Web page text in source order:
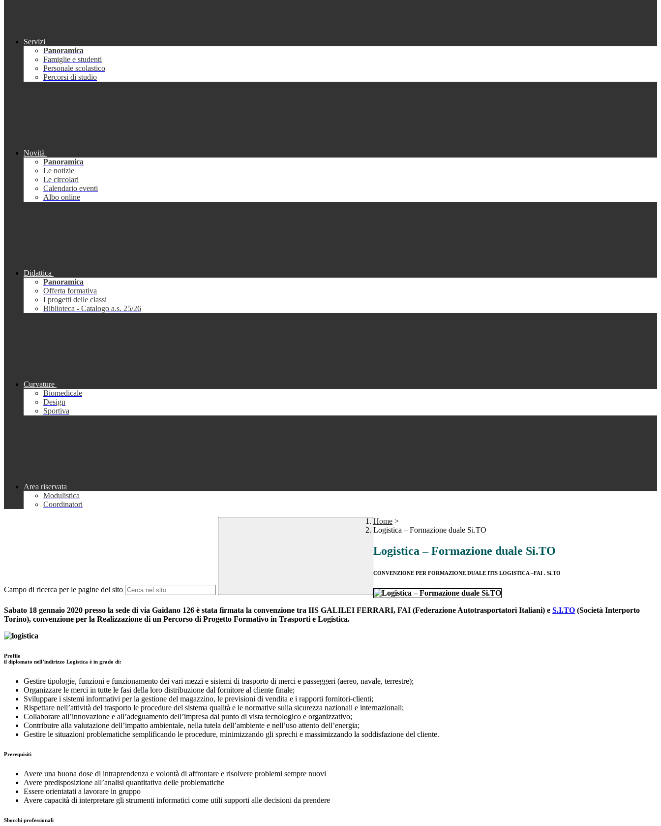
Servizi
Panoramica
Famiglie e studenti
Personale scolastico
Percorsi di studio
Novità
Panoramica
Le notizie
Le circolari
Calendario eventi
Albo online
Didattica
Panoramica
Offerta formativa
I progetti delle classi
Biblioteca - Catalogo a.s. 25/26
Curvature
Biomedicale
Design
Sportiva
Area riservata
Modulistica
Coordinatori
Campo di ricerca per le pagine del sito
Home >
Logistica – Formazione duale Si.TO
Logistica – Formazione duale Si.TO
CONVENZIONE PER FORMAZIONE DUALE ITIS LOGISTICA –FAI . Si.TO
Sabato 18 gennaio 2020 presso la sede di via Gaidano 126 è stata firmata la convenzione tra IIS GALILEI FERRARI, FAI (Federazione Autotrasportatori Italiani) e S.I.TO (Società Interporto
Torino), convenzione per la Realizzazione di un Percorso di Progetto Formativo in Trasporti e Logistica.
Profilo
il diplomato nell’indirizzo Logistica è in grado di:
Gestire tipologie, funzioni e funzionamento dei vari mezzi e sistemi di trasporto di merci e passeggeri (aereo, navale, terrestre);
Organizzare le merci in tutte le fasi della loro distribuzione dal fornitore al cliente finale;
Sviluppare i sistemi informativi per la gestione del magazzino, le previsioni di vendita e i rapporti fornitori-clienti;
Rispettare nell’attività del trasporto le procedure del sistema qualità e le normative sulla sicurezza nazionali e internazionali;
Collaborare all’innovazione e all’adeguamento dell’impresa dal punto di vista tecnologico e organizzativo;
Contribuire alla valutazione dell’impatto ambientale, nella tutela dell’ambiente e nell’uso attento dell’energia;
Gestire le situazioni problematiche semplificando le procedure, minimizzando gli sprechi e massimizzando la soddisfazione del cliente.
Prerequisiti
Avere una buona dose di intraprendenza e volontà di affrontare e risolvere problemi sempre nuovi
Avere predisposizione all’analisi quantitativa delle problematiche
Essere orientatati a lavorare in gruppo
Avere capacità di interpretare gli strumenti informatici come utili supporti alle decisioni da prendere
Sbocchi professionali